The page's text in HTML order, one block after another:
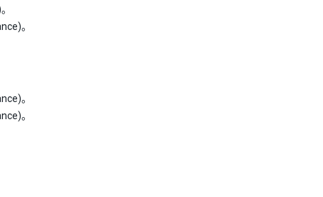
。
。
。